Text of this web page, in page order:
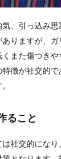
、引っ込み
ありますが、
また傷つき
徴が社交的
ること
社交的にな